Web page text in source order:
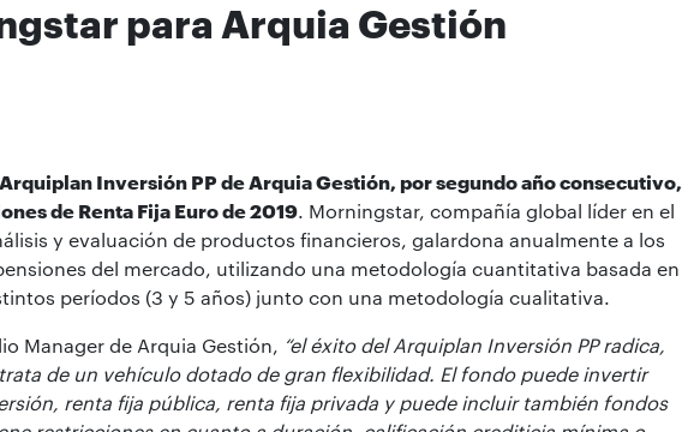
para Arquia Gestión
Inversión PP de Arquia Gestión, por segundo año consecutivo,
de Renta Fija Euro de 2019. Morningstar, compañía global líder en el
y evaluación de productos financieros, galardona anualmente a los
del mercado, utilizando una metodología cuantitativa basada en
períodos (3 y 5 años) junto con una metodología cualitativa.
Manager de Arquia Gestión, “el éxito del Arquiplan Inversión PP radica,
de un vehículo dotado de gran flexibilidad. El fondo puede invertir
renta fija pública, renta fija privada y puede incluir también fondos